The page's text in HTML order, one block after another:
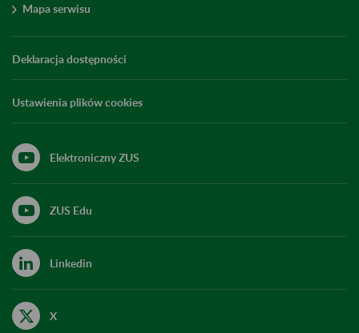
Mapa serwisu
Deklaracja dostępności
Ustawienia plików cookies
Elektroniczny ZUS
ZUS Edu
Linkedin
X